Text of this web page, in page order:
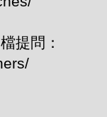
提問：